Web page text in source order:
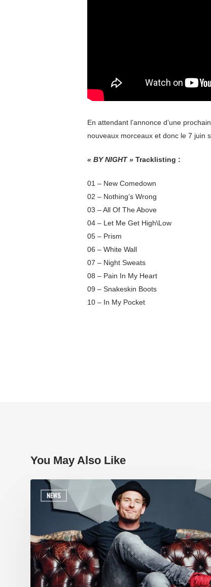
En attendant l’annonce d’une
nouveaux morceaux et donc le 7 juin
« BY NIGHT » Tracklisting :
01 – New Comedown
02 – Nothing’s Wrong
03 – All Of The Above
04 – Let Me Get High\Low
05 – Prism
06 – White Wall
07 – Night Sweats
08 – Pain In My Heart
09 – Snakeskin Boots
10 – In My Pocket
You May Also Like
NEWS